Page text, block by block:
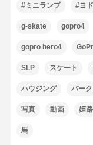
#ミニランプ #ヨ
g-skate gopro4
gopro hero4
SLP スケート
ハウジング パーク
写真 動画 姫路
馬